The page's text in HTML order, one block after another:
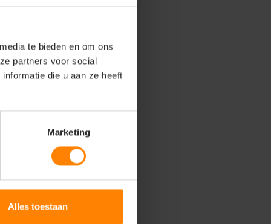
te bieden en om ons
partners voor social
die u aan ze heeft
Marketing
Alles toestaan